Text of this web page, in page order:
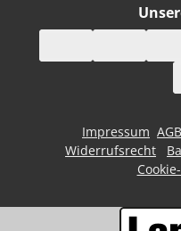
Impressum AGB
Widerrufsrecht